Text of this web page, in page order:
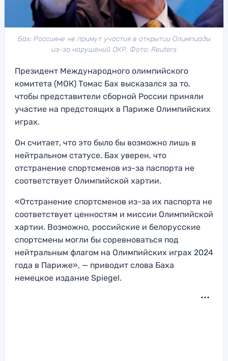
Бах: Россияне не примут участия в открытии Олимпиады
из-за нарушений ОКР. Фото: Reuters
Президент Международного олимпийского
комитета (МОК) Томас Бах высказался за то,
чтобы представители сборной России приняли
участие на предстоящих в Париже Олимпийских
играх.
Он считает, что это было бы возможно лишь в
нейтральном статусе. Бах уверен, что
отстранение спортсменов из-за паспорта не
соответствует Олимпийской хартии.
«Отстранение спортсменов из-за их паспорта не
соответствует ценностям и миссии Олимпийской
хартии. Возможно, российские и белорусские
спортсмены могли бы соревноваться под
нейтральным флагом на Олимпийских играх 2024
года в Париже», — приводит слова Баха
немецкое издание Spiegel.